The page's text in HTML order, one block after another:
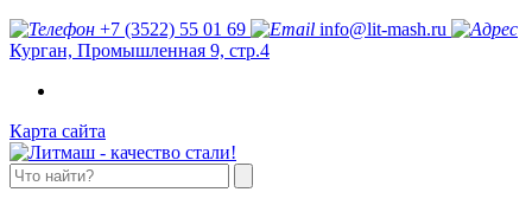
+7 (3522) 55 01 69
info@lit-mash.ru
Курган, Промышленная 9, стр.4
Карта сайта